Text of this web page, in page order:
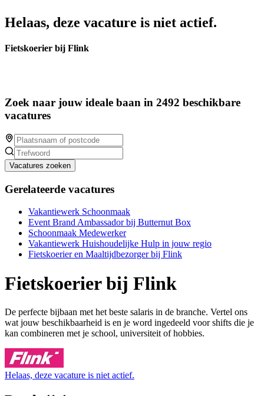
Helaas, deze vacature is niet actief.
Fietskoerier bij Flink
Zoek naar jouw ideale baan in 2492 beschikbare
vacatures
Vacatures zoeken
Gerelateerde vacatures
Vakantiewerk Schoonmaak
Event Brand Ambassador bij Butternut Box
Schoonmaak Medewerker
Vakantiewerk Huishoudelijke Hulp in jouw regio
Fietskoerier en Maaltijdbezorger bij Flink
Fietskoerier bij Flink
De perfecte bijbaan met het beste salaris in de branche. Vertel ons
wat jouw beschikbaarheid is en je word ingedeeld voor shifts die je
kan combineren met je school, universiteit of hobbies.
Helaas, deze vacature is niet actief.